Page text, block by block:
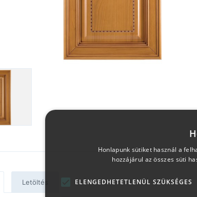
Letöltés
Honlapunk sütiket használ a
hozzájárul az összes süti
ELENGEDHETETLENÜL SZÜKSÉGES